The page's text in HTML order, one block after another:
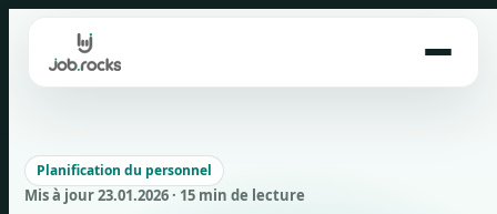
content
Planification du personnel
Mis à jour 23.01.2026 · 15 min de lecture